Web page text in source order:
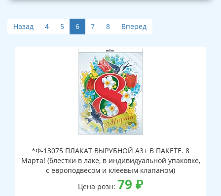
Назад 4 5 6 7 8 Вперед
*Ф-13075 ПЛАКАТ ВЫРУБНОЙ А3+ В ПАКЕТЕ. 8
Марта! (блестки в лаке, в индивидуальной упаковке,
с европодвесом и клеевым клапаном)
Цена розн: 79 ₽